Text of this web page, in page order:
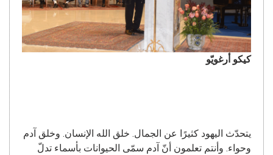
كيكو أرغويّو
يتحدّث اليهود كثيرًا عن الجمال. خلق الله الإنسان. وخلق آدم
وحواء. وأنتم تعلمون أنّ آدم سمّى الحيوانات بأسماء تدلّ